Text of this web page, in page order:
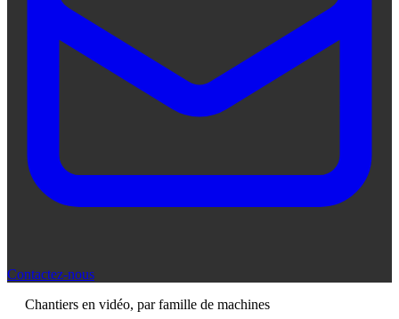
Contactez-nous
Chantiers en vidéo, par famille de machines